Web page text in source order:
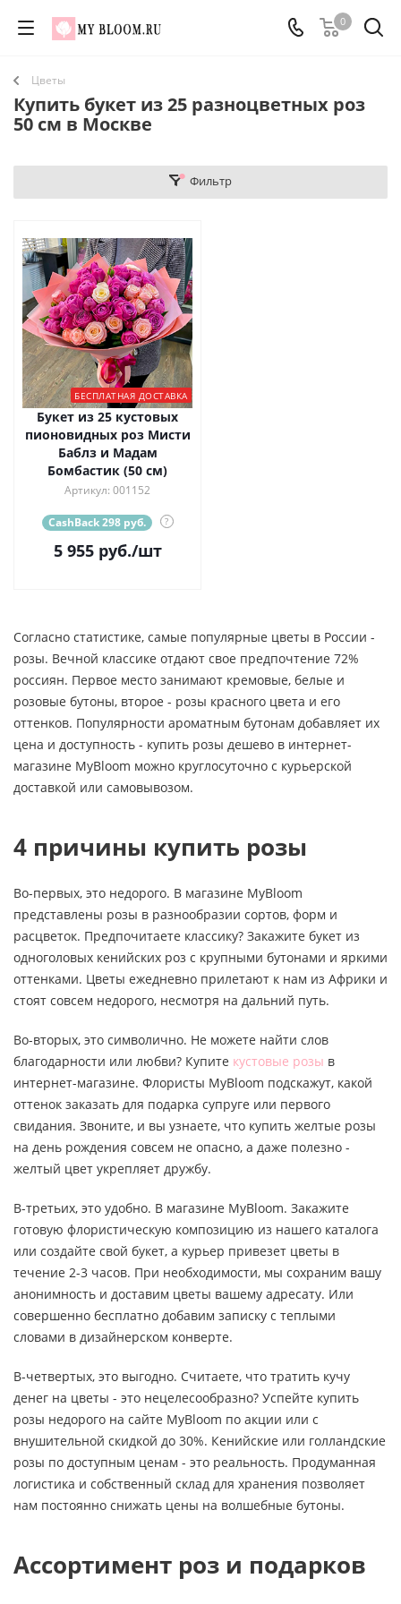
0
Цветы
Купить букет из 25 разноцветных роз
50 см в Москве
Фильтр
БЕСПЛАТНАЯ ДОСТАВКА
Букет из 25 кустовых
пионовидных роз Мисти
Баблз и Мадам
Бомбастик (50 см)
Артикул: 001152
CashBack 298 руб. ?
5 955руб./шт
Согласно статистике, самые популярные цветы в России -
розы. Вечной классике отдают свое предпочтение 72%
россиян. Первое место занимают кремовые, белые и
розовые бутоны, второе - розы красного цвета и его
оттенков. Популярности ароматным бутонам добавляет их
цена и доступность - купить розы дешево в интернет-
магазине MyBloom можно круглосуточно с курьерской
доставкой или самовывозом.
4 причины купить розы
Во-первых, это недорого. В магазине MyBloom
представлены розы в разнообразии сортов, форм и
расцветок. Предпочитаете классику? Закажите букет из
одноголовых кенийских роз с крупными бутонами и яркими
оттенками. Цветы ежедневно прилетают к нам из Африки и
стоят совсем недорого, несмотря на дальний путь.
Во-вторых, это символично. Не можете найти слов
благодарности или любви? Купите кустовые розы в
интернет-магазине. Флористы MyBloom подскажут, какой
оттенок заказать для подарка супруге или первого
свидания. Звоните, и вы узнаете, что купить желтые розы
на день рождения совсем не опасно, а даже полезно -
желтый цвет укрепляет дружбу.
В-третьих, это удобно. В магазине MyBloom. Закажите
готовую флористическую композицию из нашего каталога
или создайте свой букет, а курьер привезет цветы в
течение 2-3 часов. При необходимости, мы сохраним вашу
анонимность и доставим цветы вашему адресату. Или
совершенно бесплатно добавим записку с теплыми
словами в дизайнерском конверте.
В-четвертых, это выгодно. Считаете, что тратить кучу
денег на цветы - это нецелесообразно? Успейте купить
розы недорого на сайте MyBloom по акции или с
внушительной скидкой до 30%. Кенийские или голландские
розы по доступным ценам - это реальность. Продуманная
логистика и собственный склад для хранения позволяет
нам постоянно снижать цены на волшебные бутоны.
Ассортимент роз и подарков